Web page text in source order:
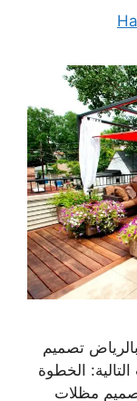
تصميم
الخطوة
مظلات